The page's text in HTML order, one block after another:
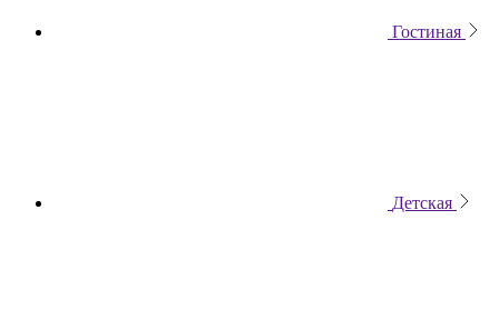
Гостиная
Детская